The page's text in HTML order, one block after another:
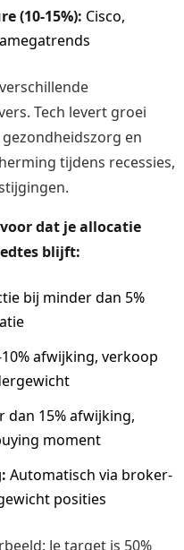
(10-15%): Cisco,
Tech levert groei
en
tijdens recessies,
dat je allocatie
blijft:
bij minder dan 5%
10% afwijking, verkoop
dan 15% afwijking,
moment
Automatisch via broker-
posities
Je target is 50%